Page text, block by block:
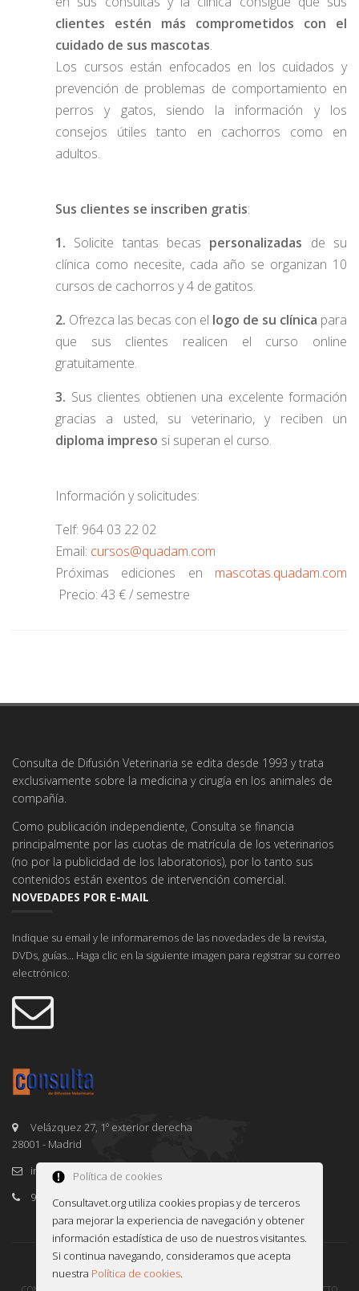
clientes estén más comprometidos con el
cuidado de sus mascotas.
Los cursos están enfocados en los cuidados y
prevención de problemas de comportamiento en
perros y gatos, siendo la información y los
consejos útiles tanto en cachorros como en
adultos.
Sus clientes se inscriben gratis:
1. Solicite tantas becas personalizadas de su
clínica como necesite, cada año se organizan 10
cursos de cachorros y 4 de gatitos.
2. Ofrezca las becas con el logo de su clínica para
que sus clientes realicen el curso online
gratuitamente.
3. Sus clientes obtienen una excelente formación
gracias a usted, su veterinario, y reciben un
diploma impreso si superan el curso.
Información y solicitudes:
Telf: 964 03 22 02
Email: cursos@quadam.com
Próximas ediciones en mascotas.quadam.com
Precio: 43 € / semestre
Consulta de Difusión Veterinaria se edita desde 1993 y trata
exclusivamente sobre la medicina y cirugía en los animales de
compañía.
Como publicación independiente, Consulta se financia
principalmente por las cuotas de matrícula de los veterinarios
(no por la publicidad de los laboratorios), por lo tanto sus
contenidos están exentos de intervención comercial.
NOVEDADES POR E-MAIL
Indique su email y le informaremos de las novedades de la revista,
DVDs, guías... Haga clic en la siguiente imagen para registrar su correo
electrónico:
Velázquez 27, 1º exterior derecha
28001 - Madrid
info@consultavet.org
91 995 38 25
© 2016-2026 CONSULTAVET INFOWARE
CONDICIONES DE USO CONTACTO
Política de cookies
Consultavet.org utiliza cookies propias y de terceros
para mejorar la experiencia de navegación y obtener
información estadística de uso de nuestros visitantes.
Si continua navegando, consideramos que acepta
nuestra Política de cookies.